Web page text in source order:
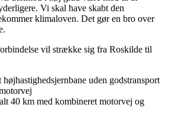
Vi skal have skabt den
klimaloven. Det gør en bro over
vil strække sig fra Roskilde til
uden godstransport
40 km med kombineret motorvej og